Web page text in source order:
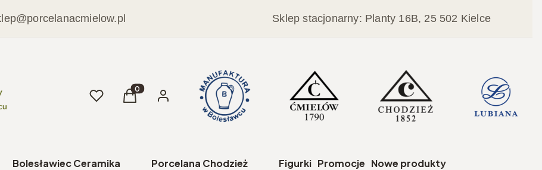
Sklep stacjonarny: Planty 16B, 25 502 Kielce
UlubioneProdukty w koszyku: 0. Zobacz szczegóły
Koszyk Zaloguj się
Bolesławiec Ceramika Porcelana Chodzież Figurki Promocje Nowe produkty